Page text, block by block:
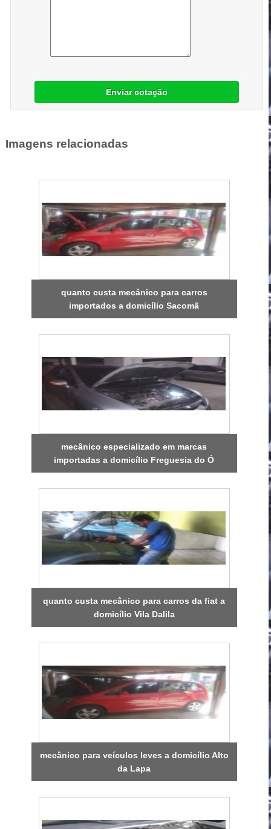
Enviar cotação
Imagens relacionadas
quanto custa mecânico para carros
importados a domicílio Sacomã
mecânico especializado em marcas
importadas a domicílio Freguesia do Ó
quanto custa mecânico para carros da fiat a
domicílio Vila Dalila
mecânico para veículos leves a domicílio Alto
da Lapa